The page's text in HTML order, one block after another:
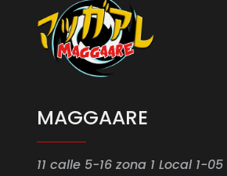
MAGGAARE
11 calle 5-16 zona 1 Local 1-05